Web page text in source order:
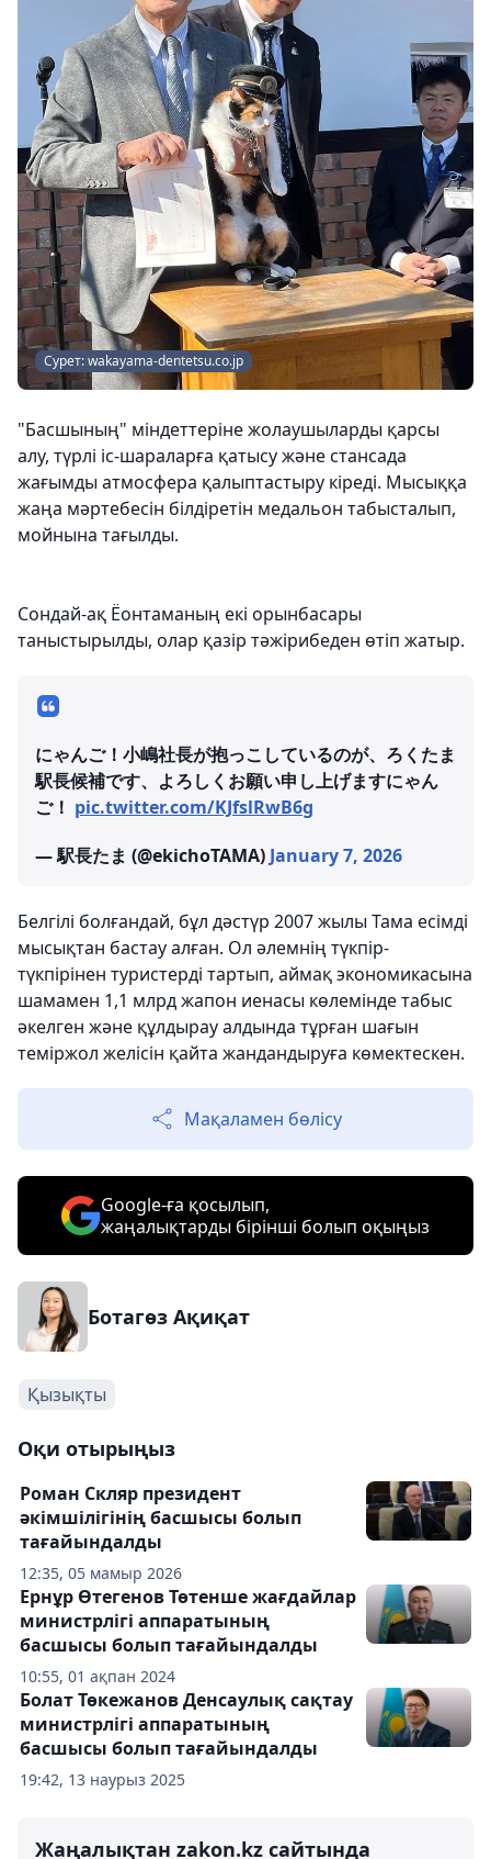
Сурет: wakayama-dentetsu.co.jp
"Басшының" міндеттеріне жолаушыларды қарсы
алу, түрлі іс-шараларға қатысу және стансада
жағымды атмосфера қалыптастыру кіреді. Мысыққа
жаңа мәртебесін білдіретін медальон табысталып,
мойнына тағылды.
Сондай-ақ Ёонтаманың екі орынбасары
таныстырылды, олар қазір тәжірибеден өтіп жатыр.
にゃんご！小嶋社長が抱っこしているのが、ろくたま
駅長候補です、よろしくお願い申し上げますにゃん
ご！ pic.twitter.com/KJfslRwB6g
— 駅長たま (@ekichoTAMA) January 7, 2026
Белгілі болғандай, бұл дәстүр 2007 жылы Тама есімді
мысықтан бастау алған. Ол әлемнің түкпір-
түкпірінен туристерді тартып, аймақ экономикасына
шамамен 1,1 млрд жапон иенасы көлемінде табыс
әкелген және құлдырау алдында тұрған шағын
теміржол желісін қайта жандандыруға көмектескен.
Мақаламен бөлісу
Google-ға қосылып,
жаңалықтарды бірінші болып оқыңыз
Ботагөз Ақиқат
Қызықты
Оқи отырыңыз
12:35, 05 мамыр 2026
Роман Скляр президент
әкімшілігінің басшысы болып
тағайындалды
10:55, 01 ақпан 2024
Ернұр Өтегенов Төтенше жағдайлар
министрлігі аппаратының
басшысы болып тағайындалды
19:42, 13 наурыз 2025
Болат Төкежанов Денсаулық сақтау
министрлігі аппаратының
басшысы болып тағайындалды
Жаңалықтан zakon.kz сайтында